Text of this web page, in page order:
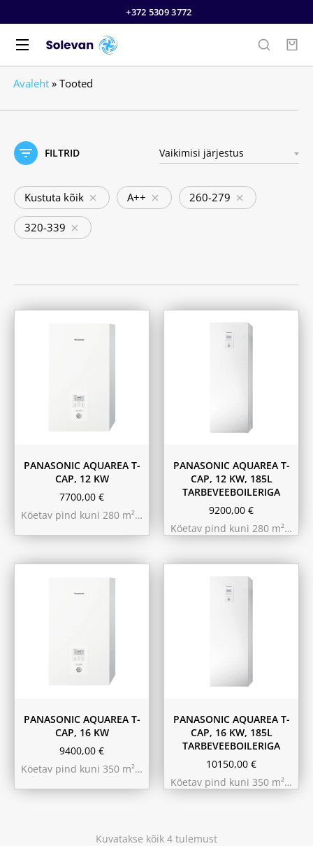
+372 5309 3772
Avaleht » Tooted
FILTRID
Kustuta kõik A++ 260-279
320-339
PANASONIC AQUAREA T-
CAP, 12 KW
7700,00 €
Köetav pind kuni 280 m²…
PANASONIC AQUAREA T-
CAP, 12 KW, 185L
TARBEVEEBOILERIGA
9200,00 €
Köetav pind kuni 280 m²…
PANASONIC AQUAREA T-
CAP, 16 KW
9400,00 €
Köetav pind kuni 350 m²…
PANASONIC AQUAREA T-
CAP, 16 KW, 185L
TARBEVEEBOILERIGA
10150,00 €
Köetav pind kuni 350 m²…
Kuvatakse kõik 4 tulemust